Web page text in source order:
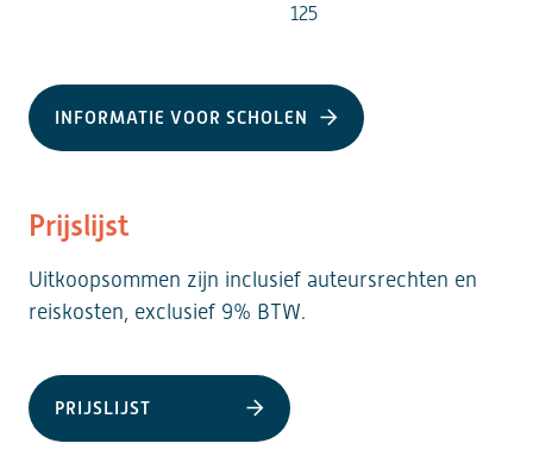
125
INFORMATIE VOOR SCHOLEN
Prijslijst
Uitkoopsommen zijn inclusief auteursrechten en
reiskosten, exclusief 9% BTW.
PRIJSLIJST